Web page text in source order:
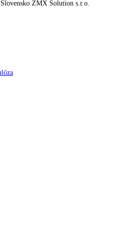
ZMX Solution s.r.o.